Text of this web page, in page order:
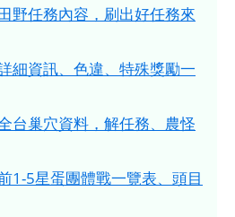
野任務內容，刷出好任務來
細資訊、色違、特殊獎勵一
台巢穴資料，解任務、農怪
1-5星蛋團體戰一覽表、頭目